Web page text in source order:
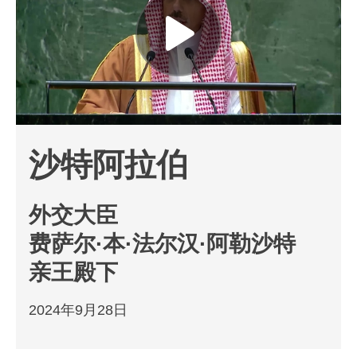
沙特阿拉伯
外交大臣
费萨尔·本·法尔汉·阿勒沙特
亲王殿下
2024年9月28日